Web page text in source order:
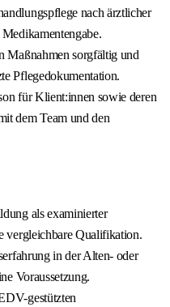
nach ärztlicher
Maßnahmen sorgfältig und
Pflegedokumentation.
für Klient:innen sowie deren
dem Team und den
als examinierter
vergleichbare Qualifikation.
in der Alten- oder
Voraussetzung.
gestützten